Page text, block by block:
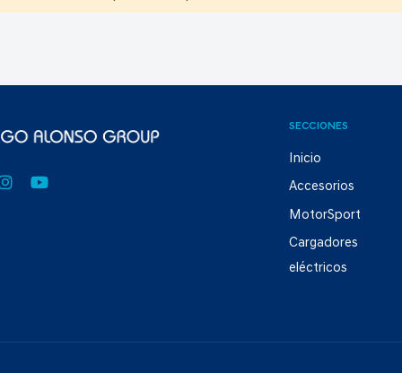
SECCIONES
Inicio
Accesorios
MotorSport
Cargadores
eléctricos